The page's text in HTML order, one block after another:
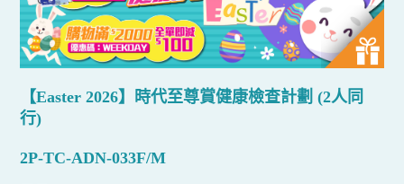
【Easter 2026】時代至尊賞健康檢查計劃 (2人同
行)
2P-TC-ADN-033F/M